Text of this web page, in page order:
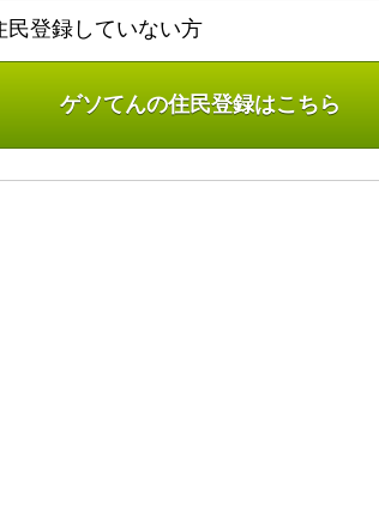
民登録していない方
ゲソてんの住民登録はこちら